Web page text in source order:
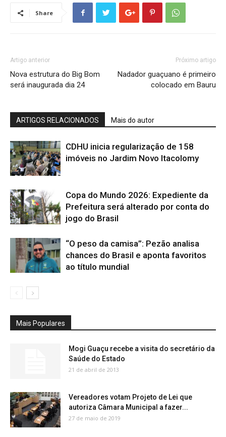
Share
Artigo anterior
Nova estrutura do Big Bom
será inaugurada dia 24
Próximo artigo
Nadador guaçuano é primeiro
colocado em Bauru
ARTIGOS RELACIONADOS Mais do autor
CDHU inicia regularização de 158
imóveis no Jardim Novo Itacolomy
Copa do Mundo 2026: Expediente da
Prefeitura será alterado por conta do
jogo do Brasil
“O peso da camisa”: Pezão analisa
chances do Brasil e aponta favoritos
ao título mundial
Mais Populares
Mogi Guaçu recebe a visita do secretário da
Saúde do Estado
21 de abril de 2013
Vereadores votam Projeto de Lei que
autoriza Câmara Municipal a fazer...
27 de maio de 2019